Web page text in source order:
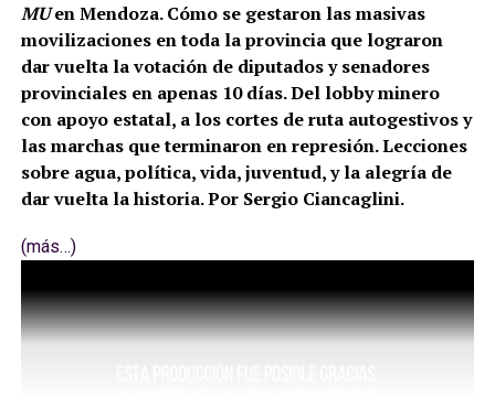
MUen Mendoza. Cómo se gestaron las masivas
movilizaciones en toda la provincia que lograron
dar vuelta la votación de diputados y senadores
provinciales en apenas 10 días. Del lobby minero
con apoyo estatal, a los cortes de ruta autogestivos y
las marchas que terminaron en represión. Lecciones
sobre agua, política, vida, juventud, y la alegría de
dar vuelta la historia. Por Sergio Ciancaglini.
(más…)